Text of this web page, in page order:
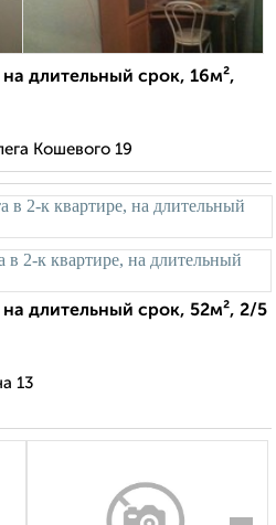
длительный срок, 16м²,
Кошевого 19
длительный срок, 52м², 2/5
13